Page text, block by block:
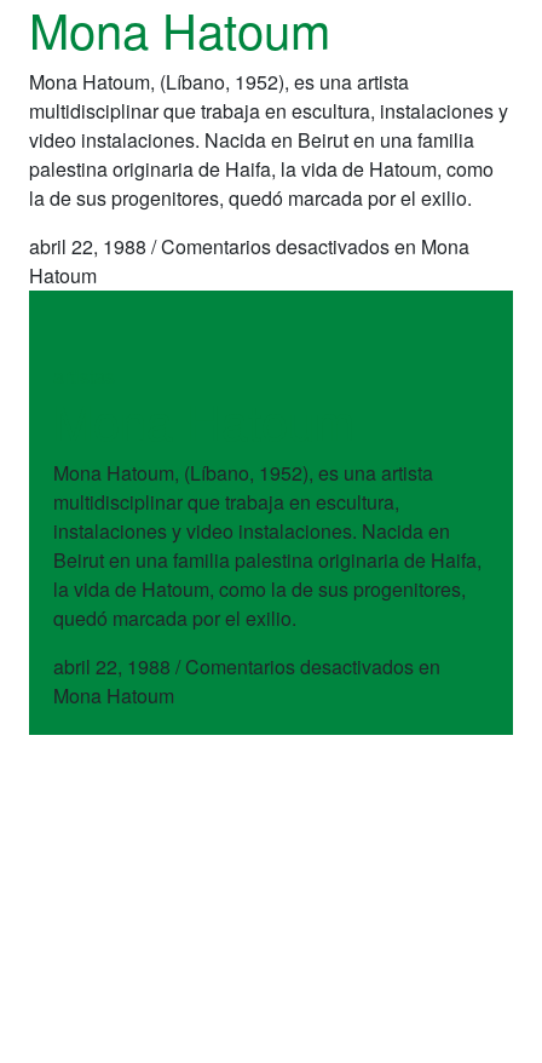
Mona Hatoum
Mona Hatoum, (Líbano, 1952), es una artista
multidisciplinar que trabaja en escultura, instalaciones y
video instalaciones. Nacida en Beirut en una familia
palestina originaria de Haifa, la vida de Hatoum, como
la de sus progenitores, quedó marcada por el exilio.
abril 22, 1988 /Comentarios desactivadosen Mona
Hatoum
Mona Hatoum, (Líbano, 1952), es una artista
multidisciplinar que trabaja en escultura,
instalaciones y video instalaciones. Nacida en
Beirut en una familia palestina originaria de Haifa,
la vida de Hatoum, como la de sus progenitores,
quedó marcada por el exilio.
abril 22, 1988 / Comentarios desactivadosen
Mona Hatoum